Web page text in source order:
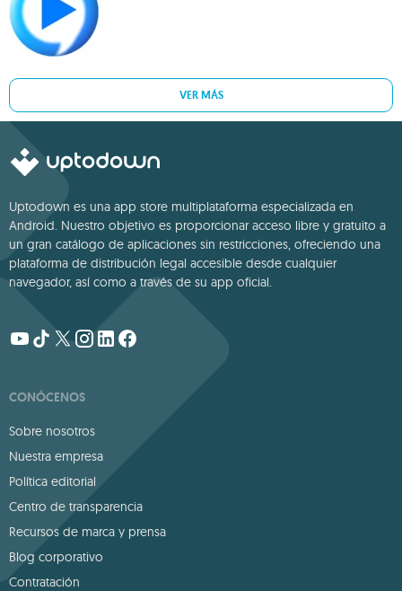
VER MÁS
Uptodown es una app store multiplataforma especializada en
Android. Nuestro objetivo es proporcionar acceso libre y gratuito a
un gran catálogo de aplicaciones sin restricciones, ofreciendo una
plataforma de distribución legal accesible desde cualquier
navegador, así como a través de su app oficial.
CONÓCENOS
Sobre nosotros
Nuestra empresa
Política editorial
Centro de transparencia
Recursos de marca y prensa
Blog corporativo
Contratación